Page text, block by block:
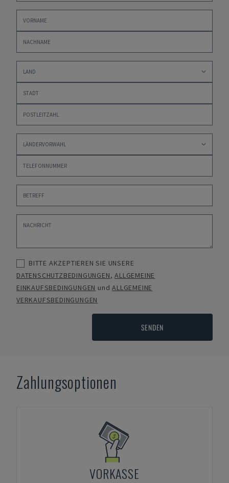
BITTE AKZEPTIEREN SIE UNSERE
DATENSCHUTZBEDINGUNGEN,ALLGEMEINE
EINKAUFSBEDINGUNGEN undALLGEMEINE
VERKAUFSBEDINGUNGEN
SENDEN
Zahlungsoptionen
VORKASSE